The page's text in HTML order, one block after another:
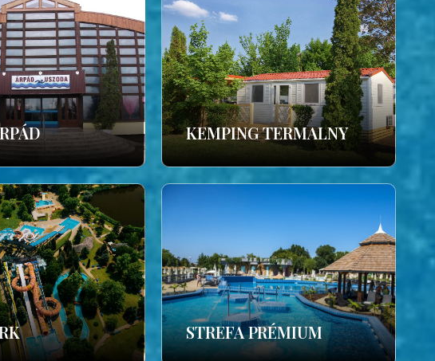
KEMPING TERMALNY
STREFA PRÉMIUM